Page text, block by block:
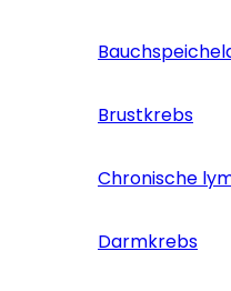
Brustkrebs
Chronische
Darmkrebs